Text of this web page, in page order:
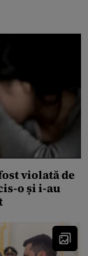
violată de
o și i-au